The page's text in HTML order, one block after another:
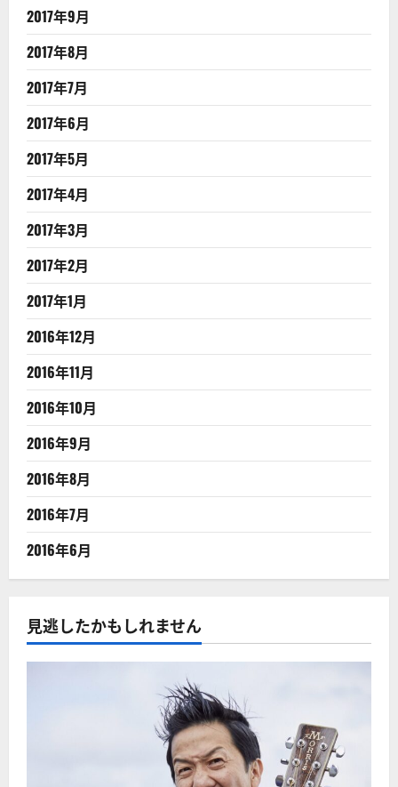
2017年9月
2017年8月
2017年7月
2017年6月
2017年5月
2017年4月
2017年3月
2017年2月
2017年1月
2016年12月
2016年11月
2016年10月
2016年9月
2016年8月
2016年7月
2016年6月
見逃したかもしれません